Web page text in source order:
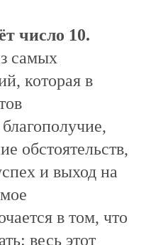
число 10.
самых
которая в
обстоятельств,
и выход на
в том, что
весь этот